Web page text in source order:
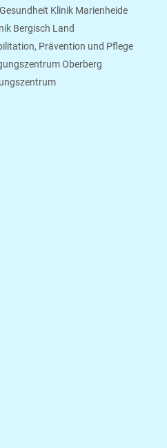
Klinik Marienheide
Bergisch Land
Prävention und Pflege
Oberberg